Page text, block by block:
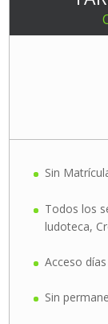
Sin
Todos los
ludoteca,
Acceso
Sin